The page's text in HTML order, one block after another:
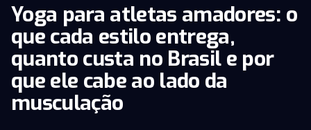
Yoga para atletas amadores: o
que cada estilo entrega,
quanto custa no Brasil e por
que ele cabe ao lado da
musculação